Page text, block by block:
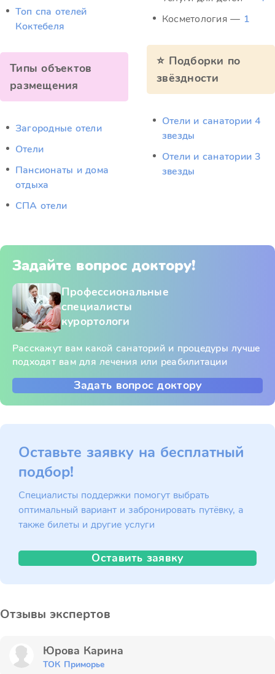
Топ спа отелей
Коктебеля
Типы объектов
размещения
Загородные отели
Отели
Пансионаты и дома
отдыха
СПА отели
Косметология — 1
⭐ Подборки по
звёздности
Отели и санатории 4
звезды
Отели и санатории 3
звезды
Задайте вопрос доктору!
Профессиональные
специалисты
курортологи
Расскажут вам какой санаторий и процедуры лучше
подходят вам для лечения или реабилитации
Задать вопрос доктору
Оставьте заявку на бесплатный
подбор!
Специалисты поддержки помогут выбрать
оптимальный вариант и забронировать путёвку, а
также билеты и другие услуги
Оставить заявку
Отзывы экспертов
Юрова Карина
ТОК Приморье